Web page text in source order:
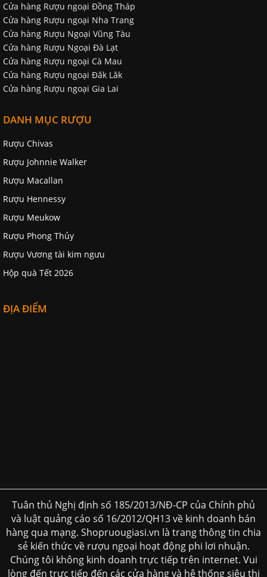
Cửa hàng Rượu ngoại Đồng Tháp
Cửa hàng Rượu ngoại Nha Trang
Cửa hàng Rượu Ngoại Vũng Tàu
Cửa hàng Rượu Ngoại Đà Lạt
Cửa hàng Rượu ngoại Cà Mau
Cửa hàng Rượu ngoại Đăk Lăk
Cửa hàng Rượu ngoại Gia Lai
DANH MỤC RƯỢU
Rượu Chivas
Rượu Johnnie Walker
Rượu Macallan
Rượu Hennessy
Rượu Meukow
Rượu Phong Thủy
Rượu Vương tài kim ngưu
Hộp quà Tết 2026
ĐỊA ĐIỂM
Tuân thủ Nghị định số 185/2013/NĐ-CP của Chính phủ
và luật quảng cáo số 16/2012/QH13 về kinh doanh bán
hàng qua mạng. Shopruougiasi.vn là trang thông tin chia
sẻ kiến thức về rượu ngoại hoạt động phi lơi nhuận.
Chúng tôi không kinh doanh trực tiếp trên internet. Vui
lòng đến trực tiếp đến các cửa hàng và hệ thống siêu thị